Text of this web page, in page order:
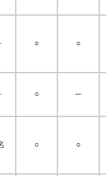
○ ○
○ ─
○ ○